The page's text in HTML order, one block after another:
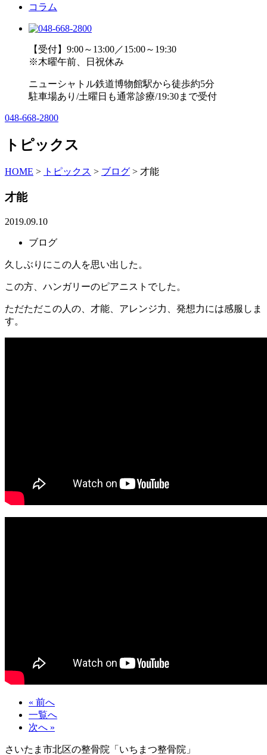
コラム
【受付】9:00～13:00／15:00～19:30
※木曜午前、日祝休み
ニューシャトル鉄道博物館駅から徒歩約5分
駐車場あり/土曜日も通常診療/19:30まで受付
048-668-2800
トピックス
HOME > トピックス > ブログ > 才能
才能
2019.09.10
ブログ
久しぶりにこの人を思い出した。
この方、ハンガリーのピアニストでした。
ただただこの人の、才能、アレンジ力、発想力には感服しま
す。
« 前へ
一覧へ
次へ »
さいたま市北区の整骨院「いちまつ整骨院」